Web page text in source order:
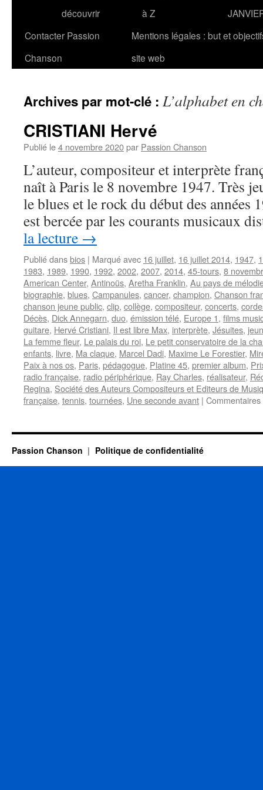
découvrir
à Z
Contacter Passion
Chanson
Mentions légales : but et
site web
Archives par mot-clé : L’alphabet en
CRISTIANI Hervé
Publié le4 novembre 2020par Passion Chanson
L’auteur, compositeur et interprète
naît à Paris le 8 novembre 1947. Très
le blues et le rock du début des années
est bercée par les courants musicaux
la lecture →
Publié dansbios | Marqué avec 16 juillet, 16 juillet 2014, 1947,
1983, 1989, 1990, 1992, 2002, 2007, 2014, 45-tours, 8
American Center, Antinoüs, Aretha Franklin, Au pays de
biographie, blues, Campanules, cancer, champion, Chanson
chanson jeune public, clip, collège, compositeur, concerts,
Décès, Dick Annegarn, duo, émission télé, Europe 1, films
guitare, Hervé Cristiani, Il est libre Max, interprète, Jésuites,
La femme fleur, Le palais du roi, Le petit conservatoire de la
enfants, livre, Ma claque, Marcel Dadi, Maxime Le Forestier,
Paix à nos os, Paris, pédagogue, Platine 45, premier album,
radio française, radio périphérique, Ray Charles, réalisateur,
Regina, Société des Auteurs Compositeurs et Editeurs de
française, tennis, tournées, Une seconde avant |
Passion Chanson Politique de confidentialité